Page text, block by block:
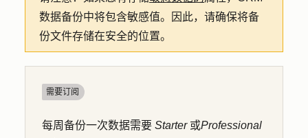
数据备份中将包含敏感值。因此，请确保将备
份文件存储在安全的位置。
需要订阅
每周备份一次数据需要 Starter 或Professional